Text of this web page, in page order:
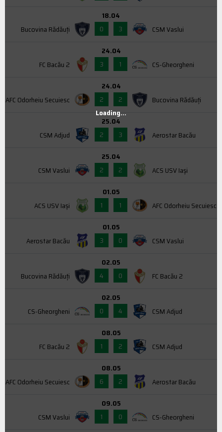
Bucovina Rădăuți
18.04
0
3 CSM Vaslui
FC Bacău 2
24.04
3
1 CS-Gheorgheni
AFC Odorheiu Secuiesc
24.04
2
2 Bucovina Rădăuți
CSM Adjud
25.04
2
3 Aerostar Bacău
CSM Vaslui
25.04
2
2 ACS USV Iaşi
ACS USV Iaşi
01.05
1
1 AFC Odorheiu Secuiesc
Aerostar Bacău
01.05
3
0 CSM Vaslui
Bucovina Rădăuți
02.05
4
0 FC Bacău 2
CS-Gheorgheni
02.05
0
4 CSM Adjud
FC Bacău 2
08.05
1
2 CSM Adjud
AFC Odorheiu Secuiesc
08.05
6
2 Aerostar Bacău
CSM Vaslui
09.05
1
0 CS-Gheorgheni
Loading...